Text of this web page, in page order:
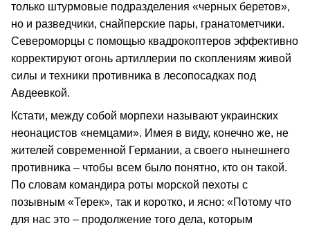
только штурмовые подразделения «черных беретов»,
но и разведчики, снайперские пары, гранатометчики.
Североморцы с помощью квадрокоптеров эффективно
корректируют огонь артиллерии по скоплениям живой
силы и техники противника в лесопосадках под
Авдеевкой.
Кстати, между собой морпехи называют украинских
неонацистов «немцами». Имея в виду, конечно же, не
жителей современной Германии, а своего нынешнего
противника – чтобы всем было понятно, кто он такой.
По словам командира роты морской пехоты с
позывным «Терек», так и коротко, и ясно: «Потому что
для нас это – продолжение того дела, которым